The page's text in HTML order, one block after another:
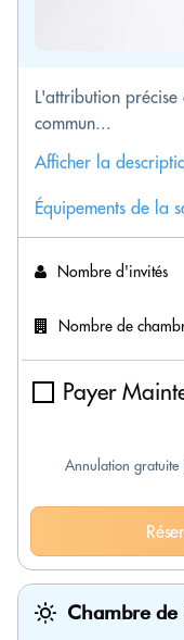
L'attribution
commun...
Afficher la
Équipements de la
Nombre d'invités
Nombre de
Payer
Annulation
Chambre